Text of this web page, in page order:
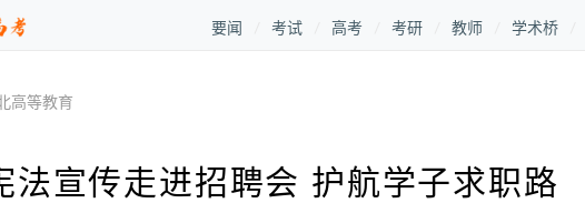
要闻 考试 高考 考研 教师 学术桥
高等教育
法宣传走进招聘会 护航学子求职路